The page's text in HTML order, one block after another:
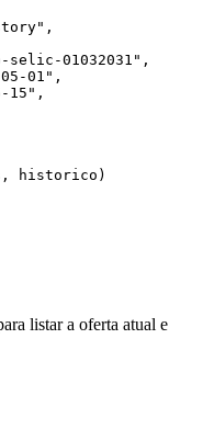
,
selic-01032031 " ,
01 " ,
15 " ,
historico)
listar a oferta atual e